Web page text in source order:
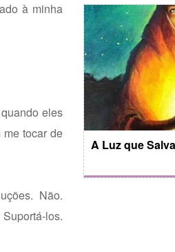
à minha
eles
tocar de
Não.
los.
A Luz que